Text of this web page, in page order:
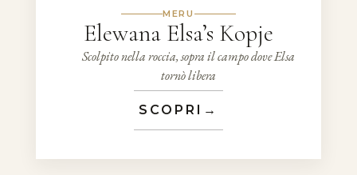
MERU
Elewana Elsa’s Kopje
Scolpito nella roccia, sopra il campo dove Elsa
tornò libera
SCOPRI →